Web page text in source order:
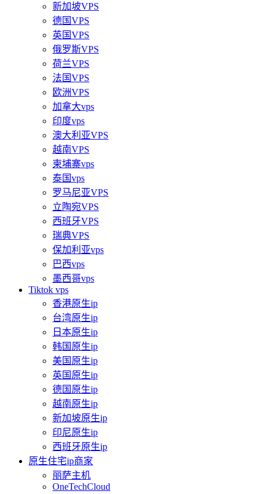
新加坡VPS
德国VPS
英国VPS
俄罗斯VPS
荷兰VPS
法国VPS
欧洲VPS
加拿大vps
印度vps
澳大利亚VPS
越南VPS
柬埔寨vps
泰国vps
罗马尼亚VPS
立陶宛VPS
西班牙VPS
瑞典VPS
保加利亚vps
巴西vps
墨西哥vps
Tiktok vps
香港原生ip
台湾原生ip
日本原生ip
韩国原生ip
美国原生ip
英国原生ip
德国原生ip
越南原生ip
新加坡原生ip
印尼原生ip
西班牙原生ip
原生住宅ip商家
丽萨主机
OneTechCloud